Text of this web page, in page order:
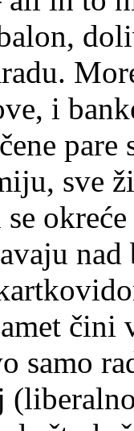
i
sve
samo